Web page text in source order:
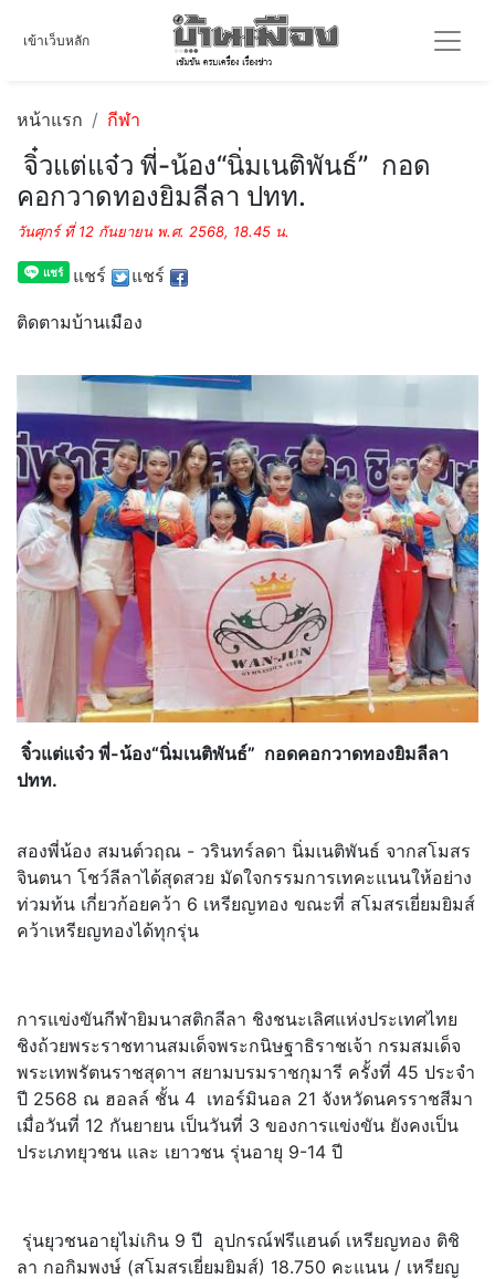
เข้าเว็บหลัก
หน้าแรก กีฬา
จิ๋วแต่แจ๋ว พี่-น้อง“นิ่มเนติพันธ์” กอด
คอกวาดทองยิมลีลา ปทท.
วันศุกร์ ที่ 12 กันยายน พ.ศ. 2568, 18.45 น.
แชร์ แชร์
ติดตามบ้านเมือง
จิ๋วแต่แจ๋ว พี่-น้อง“นิ่มเนติพันธ์” กอดคอกวาดทองยิมลีลา
ปทท.
สองพี่น้อง สมนต์วฤณ - วรินทร์ลดา นิ่มเนติพันธ์ จากสโมสร
จินตนา โชว์ลีลาได้สุดสวย มัดใจกรรมการเทคะแนนให้อย่าง
ท่วมท้น เกี่ยวก้อยคว้า 6 เหรียญทอง ขณะที่ สโมสรเยี่ยมยิมส์
คว้าเหรียญทองได้ทุกรุ่น
การแข่งขันกีฬายิมนาสติกลีลา ชิงชนะเลิศแห่งประเทศไทย
ชิงถ้วยพระราชทานสมเด็จพระกนิษฐาธิราชเจ้า กรมสมเด็จ
พระเทพรัตนราชสุดาฯ สยามบรมราชกุมารี ครั้งที่ 45 ประจำ
ปี 2568 ณ ฮอลล์ ชั้น 4 เทอร์มินอล 21 จังหวัดนครราชสีมา
เมื่อวันที่ 12 กันยายน เป็นวันที่ 3 ของการแข่งขัน ยังคงเป็น
ประเภทยุวชน และ เยาวชน รุ่นอายุ 9-14 ปี
รุ่นยุวชนอายุไม่เกิน 9 ปี อุปกรณ์ฟรีแฮนด์ เหรียญทอง ติชิ
ลา กอกิมพงษ์ (สโมสรเยี่ยมยิมส์) 18.750 คะแนน / เหรียญ